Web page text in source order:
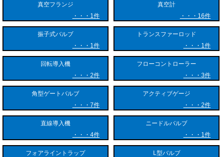
真空フランジ
1件
真空計
16件
振子式バルブ
1件
トランスファーロッド
1件
回転導入機
2件
フローコントローラー
3件
角型ゲートバルブ
7件
アクティブゲージ
2件
直線導入機
4件
ニードルバルブ
1件
フォアライントラップ
L型バルブ